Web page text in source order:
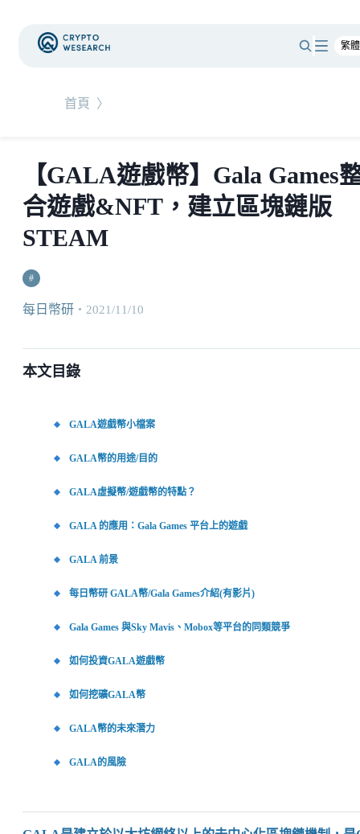
首頁 〉
【GALA遊戲幣】Gala Games
合遊戲&NFT，建立區塊鏈版
STEAM
#
每日幣研 ・ 2021/11/10
本文目錄
GALA遊戲幣小檔案
GALA幣的用途/目的
GALA虛擬幣/遊戲幣的特點？
GALA 的應用：Gala Games 平台上的遊戲
GALA 前景
每日幣研 GALA幣/Gala Games介紹(有影片)
Gala Games 與Sky Mavis、Mobox等平台的同類競爭
如何投資GALA遊戲幣
如何挖礦GALA幣
GALA幣的未來潛力
GALA的風險